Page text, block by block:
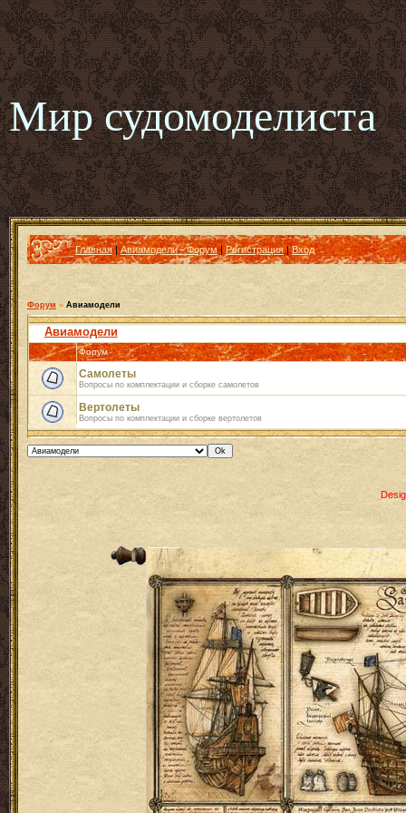
Мир судомоделиста
Главная|Авиамодели - Форум|Регистрация|Вход
Форум » Авиамодели
Авиамодели
Форум
Самолеты
Вопросы по комплектации и сборке самолетов
Вертолеты
Вопросы по комплектации и сборке вертолетов